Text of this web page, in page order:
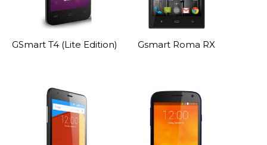
GSmart T4 (Lite Edition) Gsmart Roma RX